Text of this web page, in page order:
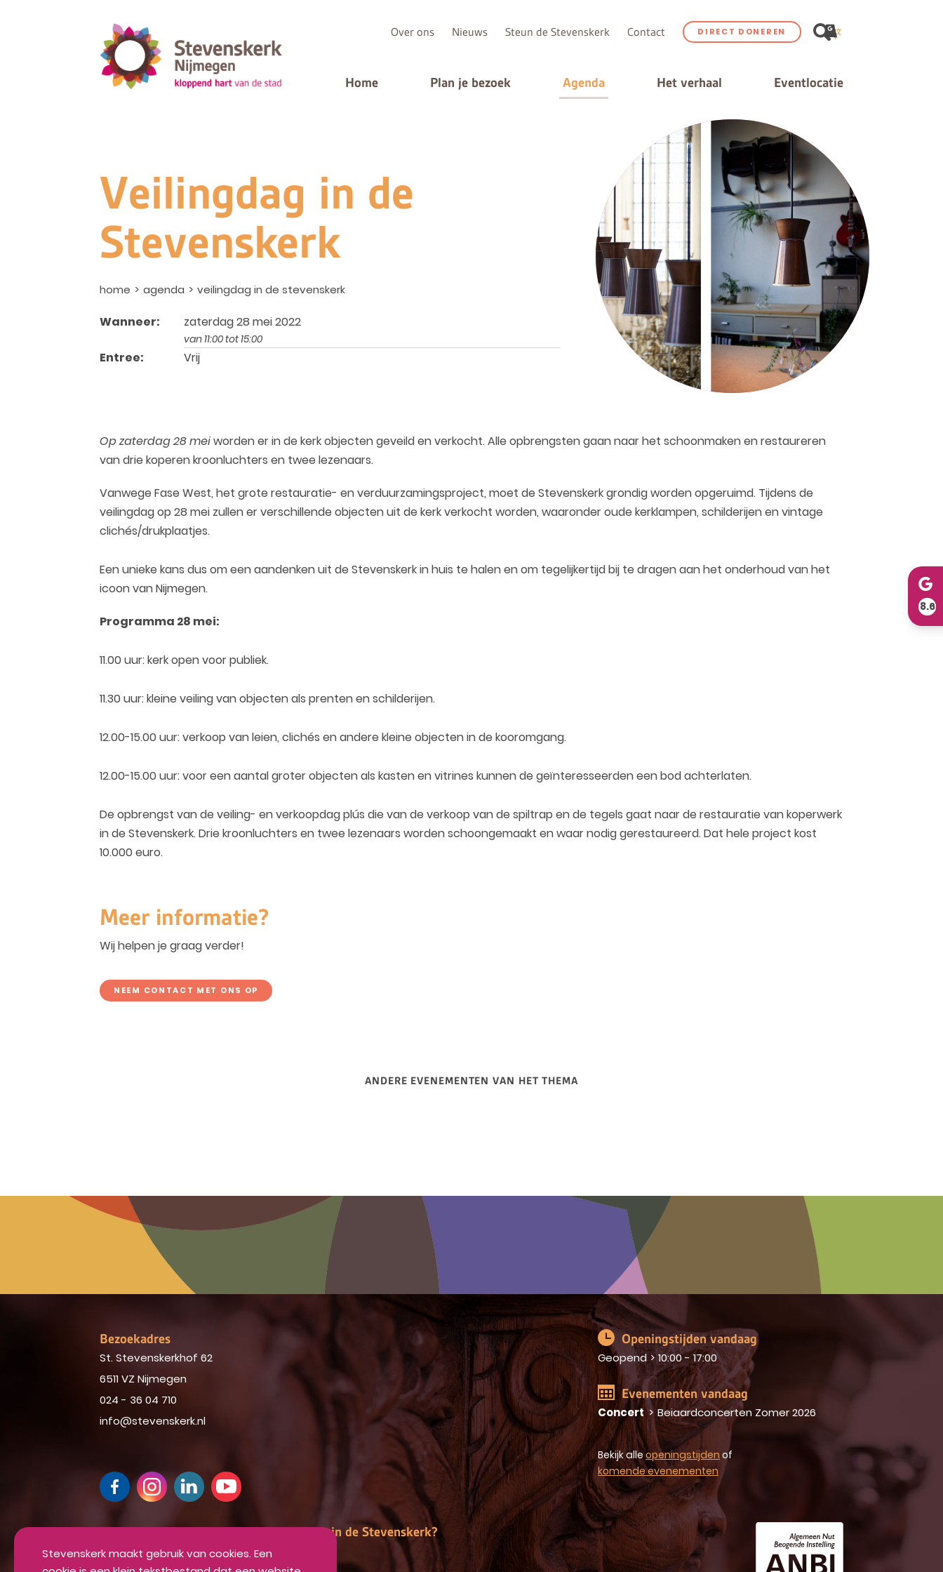
Over ons Nieuws Steun de Stevenskerk Contact DIRECT DONEREN
Home Plan je bezoek Agenda Het verhaal Eventlocatie
Veilingdag in de
Stevenskerk
home agenda veilingdag in de stevenskerk
Wanneer: zaterdag 28 mei 2022
van 11:00 tot 15:00
Entree: Vrij
Op zaterdag 28 meiworden er in de kerk objecten geveild en verkocht. Alle opbrengsten gaan naar het schoonmaken en restaureren
van drie koperen kroonluchters en twee lezenaars.
Vanwege Fase West, het grote restauratie- en verduurzamingsproject, moet de Stevenskerk grondig worden opgeruimd. Tijdens de
veilingdag op 28 mei zullen er verschillende objecten uit de kerk verkocht worden, waaronder oude kerklampen, schilderijen en vintage
clichés/drukplaatjes.
Een unieke kans dus om een aandenken uit de Stevenskerk in huis te halen en om tegelijkertijd bij te dragen aan het onderhoud van het
icoon van Nijmegen.
Programma 28 mei:
11.00 uur: kerk open voor publiek.
11.30 uur: kleine veiling van objecten als prenten en schilderijen.
12.00-15.00 uur: verkoop van leien, clichés en andere kleine objecten in de kooromgang.
12.00-15.00 uur: voor een aantal groter objecten als kasten en vitrines kunnen de geïnteresseerden een bod achterlaten.
De opbrengst van de veiling- en verkoopdag plús die van de verkoop van de spiltrap en de tegels gaat naar de restauratie van koperwerk
in de Stevenskerk. Drie kroonluchters en twee lezenaars worden schoongemaakt en waar nodig gerestaureerd. Dat hele project kost
10.000 euro.
Meer informatie?
Wij helpen je graag verder!
NEEM CONTACT MET ONS OP
ANDERE EVENEMENTEN VAN HET THEMA
Bezoekadres
St. Stevenskerkhof 62
6511 VZ Nijmegen
024 - 36 04 710
info@stevenskerk.nl
Openingstijden vandaag
Geopend > 10:00 - 17:00
Evenementen vandaag
Concert > Beiaardconcerten Zomer 2026
Bekijk alleopeningstijden of
komende evenementen
Up-to-date blijven van alle mooie dingen in de Stevenskerk?
Inschrijven voor onze nieuwsbrief
8.6
Stevenskerk maakt gebruik van cookies. Een